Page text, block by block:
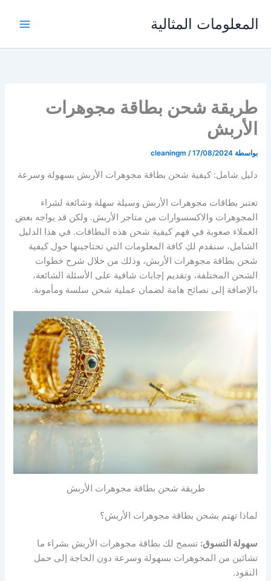
المعلومات المثالية
طريقة شحن بطاقة مجوهرات
الأربش
بواسطة cleaningm /17/08/2024
دليل شامل: كيفية شحن بطاقة مجوهرات الأربش بسهولة وسرعة
تعتبر بطاقات مجوهرات الأربش وسيلة سهلة وشائعة لشراء
المجوهرات والاكسسوارات من متاجر الأربش. ولكن قد يواجه بعض
العملاء صعوبة في فهم كيفية شحن هذه البطاقات. في هذا الدليل
الشامل، سنقدم لكِ كافة المعلومات التي تحتاجينها حول كيفية
شحن بطاقة مجوهرات الأربش، وذلك من خلال شرح خطوات
الشحن المختلفة، وتقديم إجابات شافية على الأسئلة الشائعة،
بالإضافة إلى نصائح هامة لضمان عملية شحن سلسة ومأمونة.
طريقة شحن بطاقة مجوهرات الأربش
لماذا تهتم بشحن بطاقة مجوهرات الأربش؟
سهولة التسوق: تسمح لك بطاقة مجوهرات الأربش بشراء ما
تشائين من المجوهرات بسهولة وسرعة دون الحاجة إلى حمل
النقود.